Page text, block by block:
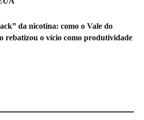
da nicotina: como o Vale do
rebatizou o vício como produtividade